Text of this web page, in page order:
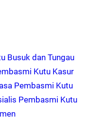
Busuk dan Tungau
Kutu Kasur
Pembasmi Kutu
Pembasmi Kutu